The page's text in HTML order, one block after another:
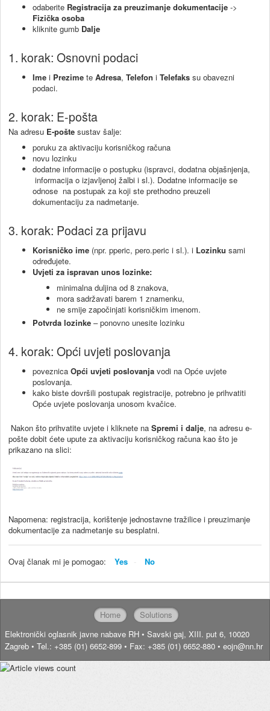
odaberite Registracija za preuzimanje dokumentacije ->
Fizička osoba
kliknite gumb Dalje
1. korak: Osnovni podaci
Ime i Prezime te Adresa, Telefon i Telefaks su obavezni
podaci.
2. korak: E-pošta
Na adresu E-pošte sustav šalje:
poruku za aktivaciju korisničkog računa
novu lozinku
dodatne informacije o postupku (ispravci, dodatna objašnjenja,
informacija o izjavljenoj žalbi i sl.). Dodatne informacije se
odnose na postupak za koji ste prethodno preuzeli
dokumentaciju za nadmetanje.
3. korak: Podaci za prijavu
Korisničko ime (npr. pperic, pero.peric i sl.). i Lozinku sami
određujete.
Uvjeti za ispravan unos lozinke:
minimalna duljina od 8 znakova,
mora sadržavati barem 1 znamenku,
ne smije započinjati korisničkim imenom.
Potvrda lozinke – ponovno unesite lozinku
4. korak: Opći uvjeti poslovanja
poveznica Opći uvjeti poslovanja vodi na Opće uvjete
poslovanja.
kako biste dovršili postupak registracije, potrebno je prihvatiti
Opće uvjete poslovanja unosom kvačice.
Nakon što prihvatite uvjete i kliknete na Spremi i dalje, na adresu e-
pošte dobit ćete upute za aktivaciju korisničkog računa kao što je
prikazano na slici:
Napomena: registracija, korištenje jednostavne tražilice i preuzimanje
dokumentacije za nadmetanje su besplatni.
Ovaj članak mi je pomogao: Yes No
Home
Solutions
Elektronički oglasnik javne nabave RH • Savski gaj, XIII. put 6, 10020
Zagreb • Tel.: +385 (01) 6652-899 • Fax: +385 (01) 6652-880 • eojn@nn.hr